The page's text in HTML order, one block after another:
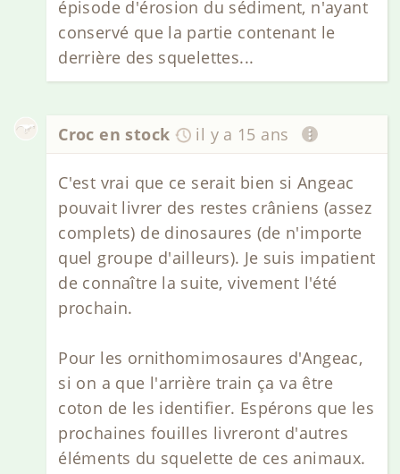
épisode d'érosion du sédiment, n'ayant
conservé que la partie contenant le
derrière des squelettes...
Croc en stock il y a 15 ans
C'est vrai que ce serait bien si Angeac
pouvait livrer des restes crâniens (assez
complets) de dinosaures (de n'importe
quel groupe d'ailleurs). Je suis impatient
de connaître la suite, vivement l'été
prochain.
Pour les ornithomimosaures d'Angeac,
si on a que l'arrière train ça va être
coton de les identifier. Espérons que les
prochaines fouilles livreront d'autres
éléments du squelette de ces animaux.